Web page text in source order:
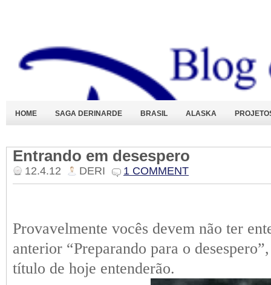
HOME SAGA DERINARDE BRASIL ALASKA
Entrando em desespero
12.4.12 DERI 1 COMMENT
Provavelmente vocês devem não ter
anterior “Preparando para o
título de hoje entenderão.